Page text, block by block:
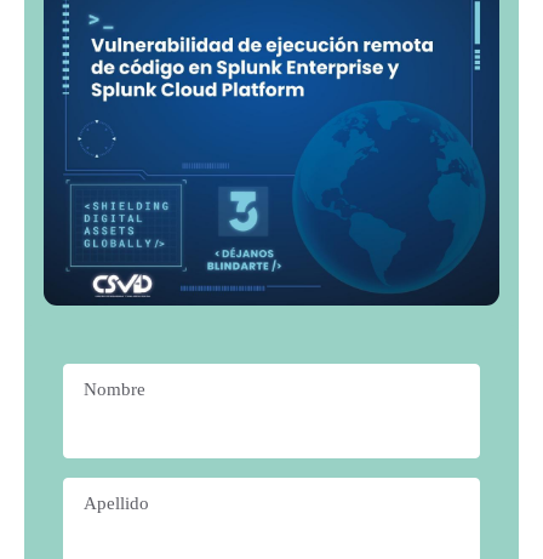
Nombre
Apellido